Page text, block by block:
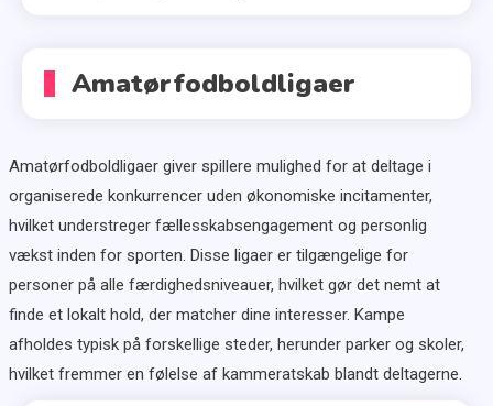
Amatørfodboldligaer
Amatørfodboldligaer giver spillere mulighed for at deltage i
organiserede konkurrencer uden økonomiske incitamenter,
hvilket understreger fællesskabsengagement og personlig
vækst inden for sporten. Disse ligaer er tilgængelige for
personer på alle færdighedsniveauer, hvilket gør det nemt at
finde et lokalt hold, der matcher dine interesser. Kampe
afholdes typisk på forskellige steder, herunder parker og skoler,
hvilket fremmer en følelse af kammeratskab blandt deltagerne.